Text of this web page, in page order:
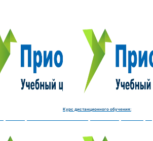
Курс дистанционного обучения: